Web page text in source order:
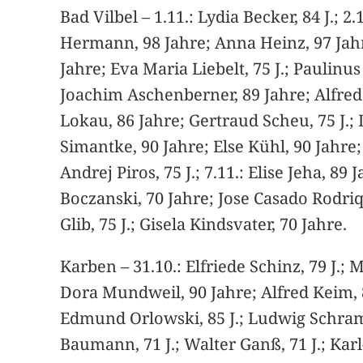
Bad Vilbel – 1.11.: Lydia Becker, 84 J.;
Hermann, 98 Jahre; Anna Heinz, 97
Jahre; Eva Maria Liebelt, 75 J.;
Joachim Aschenberner, 89 Jahre;
Lokau, 86 Jahre; Gertraud Scheu, 75
Simantke, 90 Jahre; Else Kühl, 90
Andrej Piros, 75 J.; 7.11.: Elise Jeha,
Boczanski, 70 Jahre; Jose Casado
Glib, 75 J.; Gisela Kindsvater, 70 Jahre.
Karben – 31.10.: Elfriede Schinz, 79 J.;
Dora Mundweil, 90 Jahre; Alfred Keim,
Edmund Orlowski, 85 J.; Ludwig
Baumann, 71 J.; Walter Ganß, 71 J.;